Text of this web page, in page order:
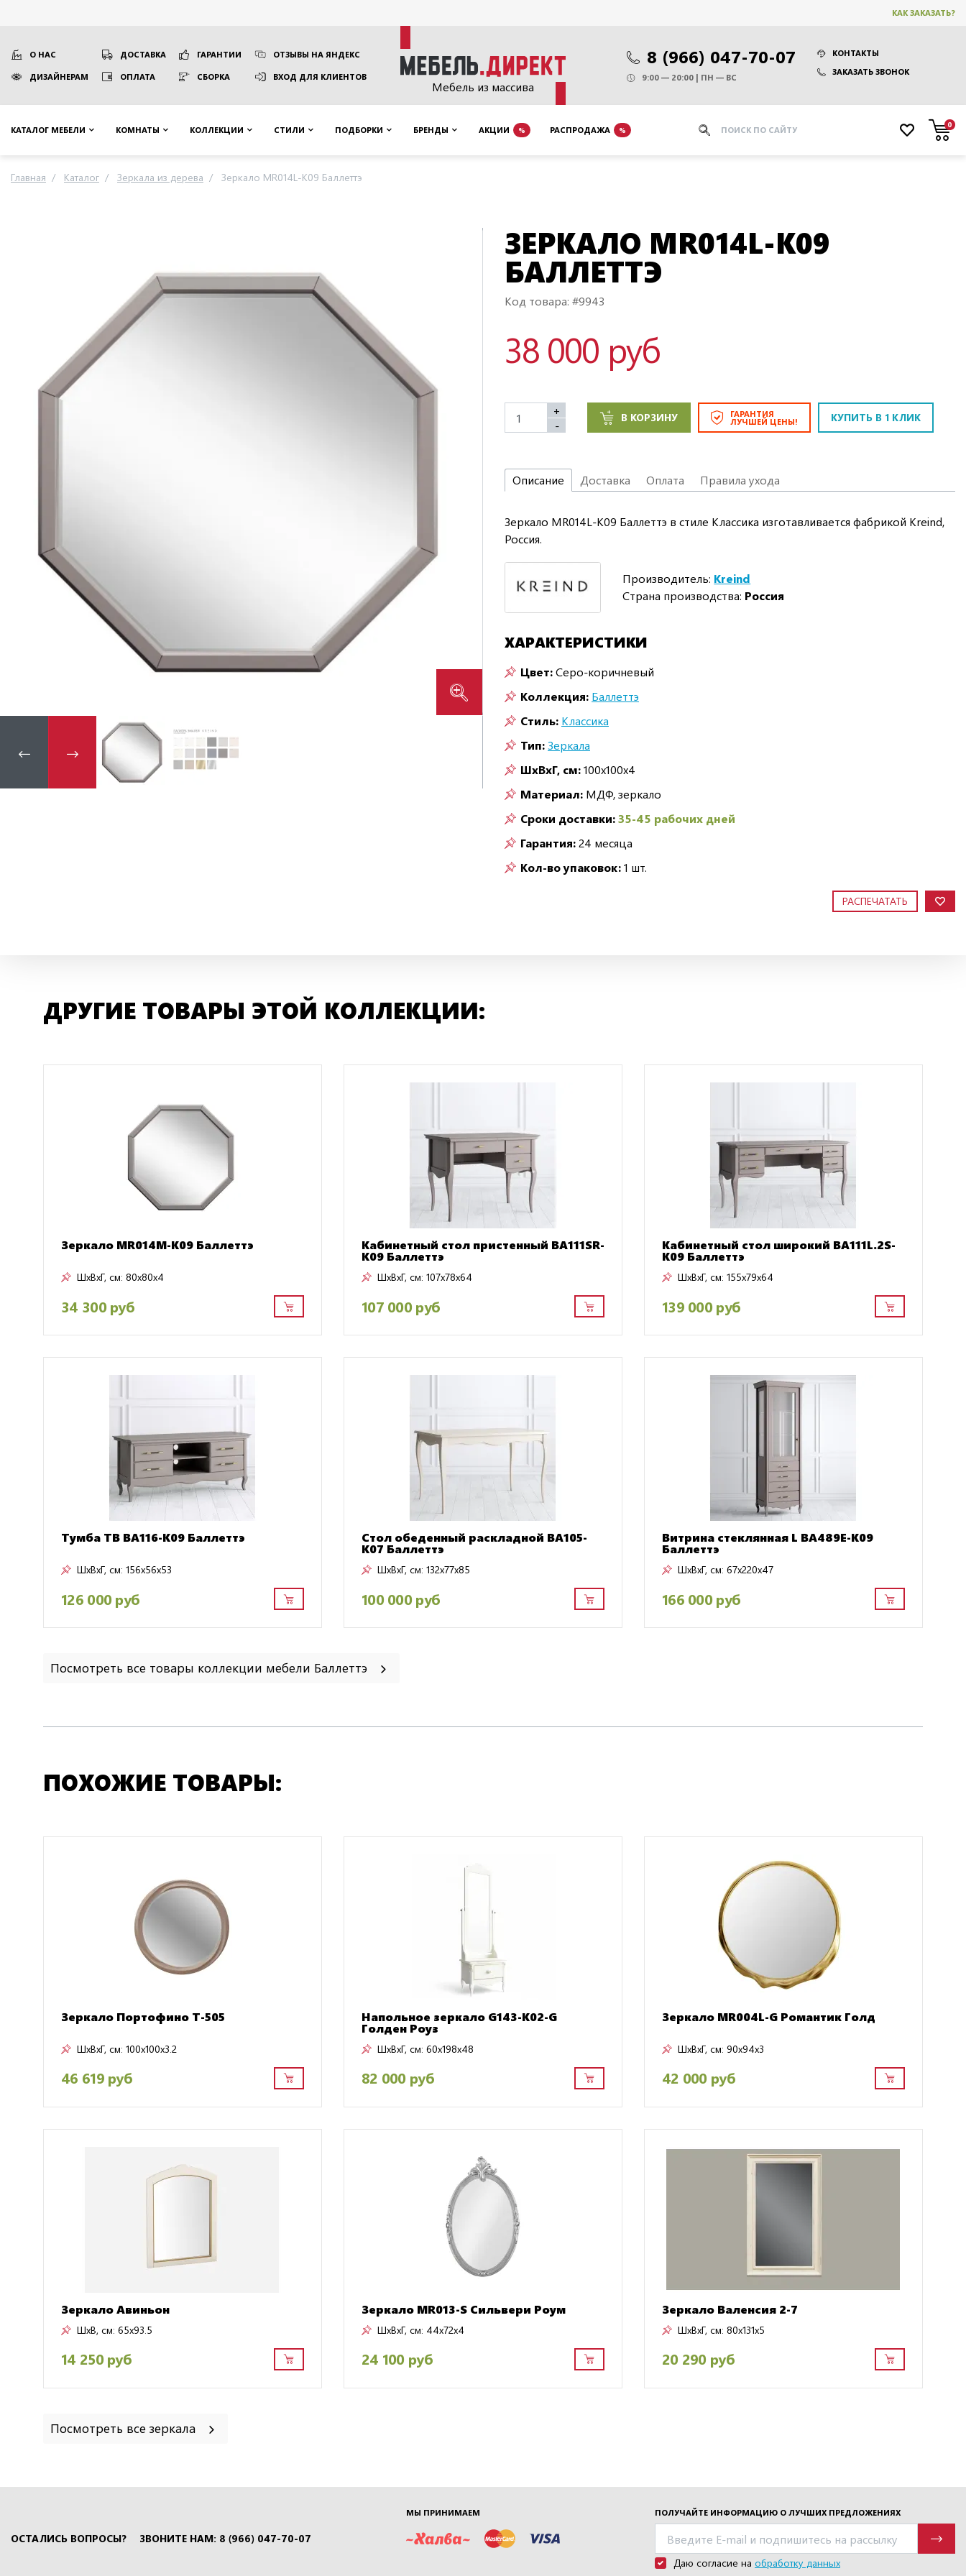
КАК ЗАКАЗАТЬ?
Мебель из массива
О НАС ДОСТАВКА ГАРАНТИИ ОТЗЫВЫ НА ЯНДЕКС
ДИЗАЙНЕРАМ ОПЛАТА СБОРКА ВХОД ДЛЯ КЛИЕНТОВ
8 (966) 047-70-07
КОНТАКТЫ
ЗАКАЗАТЬ ЗВОНОК
9:00 — 20:00 | ПН — ВС
КАТАЛОГ МЕБЕЛИ КОМНАТЫ КОЛЛЕКЦИИ СТИЛИ ПОДБОРКИ БРЕНДЫ АКЦИИ % РАСПРОДАЖА %
0
Главная Каталог Зеркала из дерева Зеркало MR014L-K09 Баллеттэ
ЗЕРКАЛО MR014L-K09
БАЛЛЕТТЭ
Код товара: #9943
38 000 руб
+
-
В КОРЗИНУ ГАРАНТИЯ
ЛУЧШЕЙ ЦЕНЫ! КУПИТЬ В 1 КЛИК
Описание Доставка Оплата Правила ухода
Зеркало MR014L-K09 Баллеттэ в стиле Классика изготавливается фабрикой Kreind,
Россия.
Производитель: Kreind
Страна производства: Россия
ХАРАКТЕРИСТИКИ
Цвет:Серо-коричневый
Коллекция: Баллеттэ
Стиль: Классика
Тип:Зеркала
ШxВxГ, см:100x100x4
Материал: МДФ, зеркало
Сроки доставки:35-45 рабочих дней
Гарантия:24 месяца
Кол-во упаковок:1 шт.
РАСПЕЧАТАТЬ
ДРУГИЕ ТОВАРЫ ЭТОЙ КОЛЛЕКЦИИ:
Зеркало MR014M-K09 Баллеттэ
ШxВxГ, см: 80x80x4
34 300 руб
Кабинетный стол пристенный BA111SR-
K09 Баллеттэ
ШxВxГ, см: 107x78x64
107 000 руб
Кабинетный стол широкий BA111L.2S-
K09 Баллеттэ
ШxВxГ, см: 155x79x64
139 000 руб
Тумба ТВ BA116-K09 Баллеттэ
ШxВxГ, см: 156x56x53
126 000 руб
Стол обеденный раскладной BA105-
K07 Баллеттэ
ШxВxГ, см: 132x77x85
100 000 руб
Витрина стеклянная L BA489E-K09
Баллеттэ
ШxВxГ, см: 67x220x47
166 000 руб
Посмотреть все товары коллекции мебели Баллеттэ
ПОХОЖИЕ ТОВАРЫ:
Зеркало Портофино Т-505
ШxВxГ, см: 100x100x3.2
46 619 руб
Напольное зеркало G143-K02-G
Голден Роуз
ШxВxГ, см: 60x198x48
82 000 руб
Зеркало MR004L-G Романтик Голд
ШxВxГ, см: 90x94x3
42 000 руб
Зеркало Авиньон
ШxВ, см: 65x93.5
14 250 руб
Зеркало MR013-S Сильвери Роум
ШxВxГ, см: 44x72x4
24 100 руб
Зеркало Валенсия 2-7
ШxВxГ, см: 80x131x5
20 290 руб
Посмотреть все зеркала
ОСТАЛИСЬ ВОПРОСЫ? ЗВОНИТЕ НАМ: 8 (966) 047-70-07
ПОЛУЧАЙТЕ ИНФОРМАЦИЮ О ЛУЧШИХ ПРЕДЛОЖЕНИЯХ
Даю согласие наобработку данных
МЫ ПРИНИМАЕМ